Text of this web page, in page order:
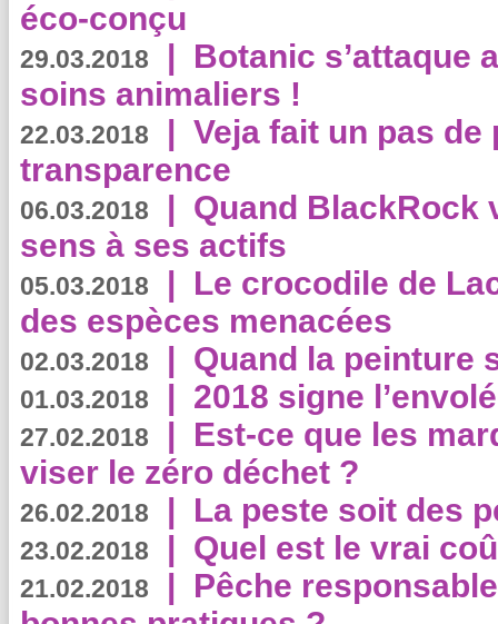
éco-conçu
29.03.2018 | Botanic s’attaque
soins animaliers !
22.03.2018 | Veja fait un pas de
transparence
06.03.2018 | Quand BlackRock
sens à ses actifs
05.03.2018 | Le crocodile de
des espèces menacées
02.03.2018 | Quand la peinture
01.03.2018 | 2018 signe
27.02.2018 | Est-ce que les
viser le zéro déchet ?
26.02.2018 | La peste soit des
23.02.2018 | Quel est le vrai
21.02.2018 | Pêche